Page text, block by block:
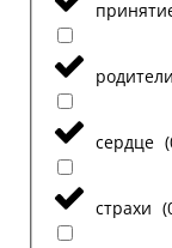
родители
сердце (
страхи (